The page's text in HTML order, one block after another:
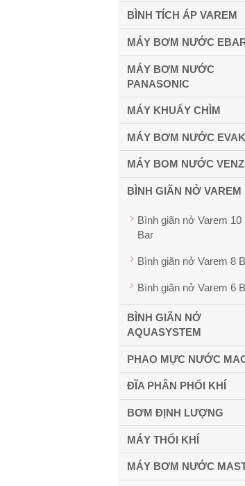
BÌNH TÍCH ÁP VAREM
MÁY BƠM NƯỚC
MÁY BƠM NƯỚC
PANASONIC
MÁY KHUẤY CHÌM
MÁY BƠM NƯỚC EVAK
MÁY BOM NƯỚC VENZ
BÌNH GIÃN NỞ VAREM
Bình giãn nở Varem 10
Bar
Bình giãn nở Varem 8
Bình giãn nở Varem 6
BÌNH GIÃN NỞ
AQUASYSTEM
PHAO MỰC NƯỚC
ĐĨA PHÂN PHỐI KHÍ
BƠM ĐỊNH LƯỢNG
MÁY THỔI KHÍ
MÁY BƠM NƯỚC